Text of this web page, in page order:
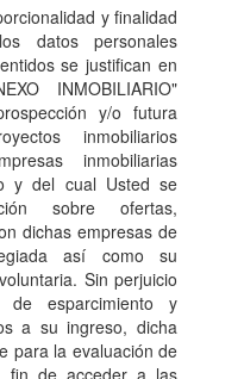
y finalidad
datos personales
se justifican en
INMOBILIARIO"
y/o futura
inmobiliarios
inmobiliarias
y del cual Usted se
sobre ofertas,
dichas empresas de
así como su
Sin perjuicio
esparcimiento y
a su ingreso, dicha
para la evaluación de